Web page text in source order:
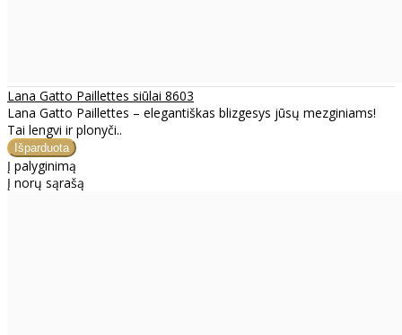
Lana Gatto Paillettes siūlai 8603
Lana Gatto Paillettes – elegantiškas blizgesys jūsų mezginiams!
Tai lengvi ir plonyči..
Į palyginimą
Į norų sąrašą